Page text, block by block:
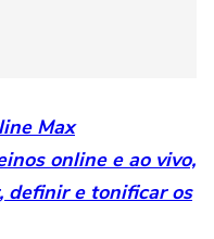
Max
online e ao vivo,
definir e tonificar os